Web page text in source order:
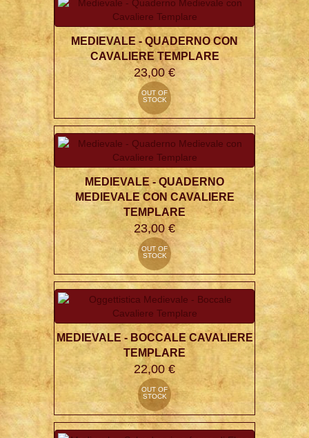
MEDIEVALE - QUADERNO CON
CAVALIERE TEMPLARE
23,00 €
OUT OF
STOCK
MEDIEVALE - QUADERNO
MEDIEVALE CON CAVALIERE
TEMPLARE
23,00 €
OUT OF
STOCK
MEDIEVALE - BOCCALE CAVALIERE
TEMPLARE
22,00 €
OUT OF
STOCK